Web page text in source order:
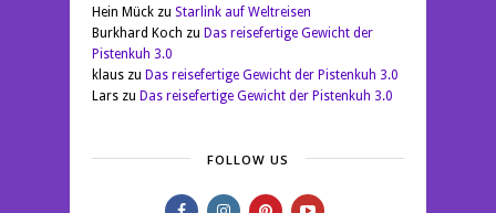
Hein Mückzu Starlink auf Weltreisen
Burkhard Koch zu Das reisefertige Gewicht der
Pistenkuh 3.0
klauszu Das reisefertige Gewicht der Pistenkuh 3.0
Larszu Das reisefertige Gewicht der Pistenkuh 3.0
FOLLOW US